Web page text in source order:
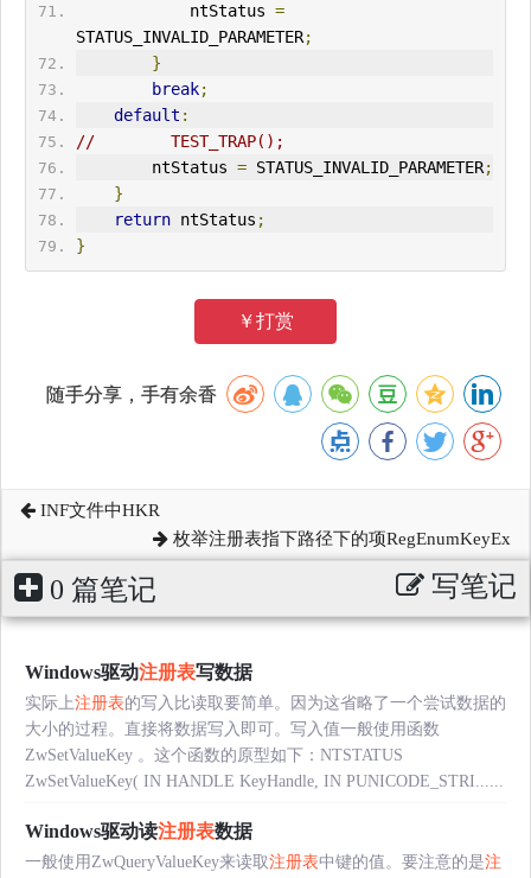
            ntStatus
=
STATUS_INVALID_PARAMETER;
}
break;
default :
//        TEST_TRAP();
        ntStatus
= STATUS_INVALID_PARAMETER;
}
return ntStatus ;
}
￥打赏
随手分享，手有余香
INF文件中HKR
枚举注册表指下路径下的项RegEnumKeyEx
0 篇笔记 写笔记
Windows驱动注册表写数据
实际上注册表的写入比读取要简单。因为这省略了一个尝试数据的
大小的过程。直接将数据写入即可。写入值一般使用函数
ZwSetValueKey 。这个函数的原型如下：NTSTATUS
ZwSetValueKey( IN HANDLE KeyHandle, IN PUNICODE_STRI......
Windows驱动读注册表数据
一般使用ZwQueryValueKey来读取注册表中键的值。要注意的是注